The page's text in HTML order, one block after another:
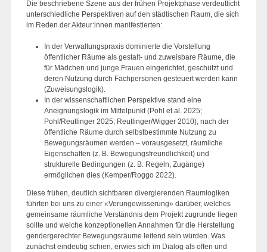
Die beschriebene Szene aus der frühen Projektphase verdeutlicht
unterschiedliche Perspektiven auf den städtischen Raum, die sich
im Reden der Akteur:innen manifestierten:
In der Verwaltungspraxis dominierte die Vorstellung
öffentlicher Räume als gestalt- und zuweisbare Räume, die
für Mädchen und junge Frauen eingerichtet, geschützt und
deren Nutzung durch Fachpersonen gesteuert werden kann
(Zuweisungslogik).
In der wissenschaftlichen Perspektive stand eine
Aneignungslogik im Mittelpunkt (Pohl et al. 2025;
Pohl/Reutlinger 2025; Reutlinger/Wigger 2010), nach der
öffentliche Räume durch selbstbestimmte Nutzung zu
Bewegungsräumen werden – vorausgesetzt, räumliche
Eigenschaften (z. B. Bewegungsfreundlichkeit) und
strukturelle Bedingungen (z. B. Regeln, Zugänge)
ermöglichen dies (Kemper/Roggo 2022).
Diese frühen, deutlich sichtbaren divergierenden Raumlogiken
führten bei uns zu einer «Verungewisserung» darüber, welches
gemeinsame räumliche Verständnis dem Projekt zugrunde liegen
sollte und welche konzeptionellen Annahmen für die Herstellung
gendergerechter Bewegungsräume leitend sein würden. Was
zunächst eindeutig schien, erwies sich im Dialog als offen und